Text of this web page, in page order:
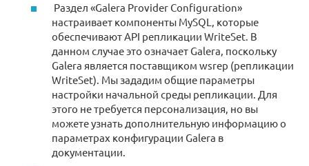
Раздел «Galera Provider Configuration»
настраивает компоненты MySQL, которые
обеспечивают API репликации WriteSet. В
данном случае это означает Galera, поскольку
Galera является поставщиком wsrep (репликации
WriteSet). Мы зададим общие параметры
настройки начальной среды репликации. Для
этого не требуется персонализация, но вы
можете узнать дополнительную информацию о
параметрах конфигурации Galera в
документации.